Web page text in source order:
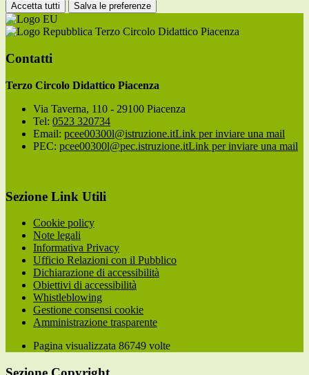
Accetta tutti Salva le preferenze
Terzo Circolo Didattico Piacenza
Contatti
Terzo Circolo Didattico Piacenza
Via Taverna, 110 - 29100 Piacenza
Tel: 0523 320734
Email: pcee00300l@istruzione.itLink per inviare una mail
PEC: pcee00300l@pec.istruzione.itLink per inviare una mail
Sezione Link Utili
Cookie policy
Note legali
Informativa Privacy
Ufficio Relazioni con il Pubblico
Dichiarazione di accessibilità
Obiettivi di accessibilità
Whistleblowing
Gestione consensi cookie
Amministrazione trasparente
Pagina visualizzata 86749 volte